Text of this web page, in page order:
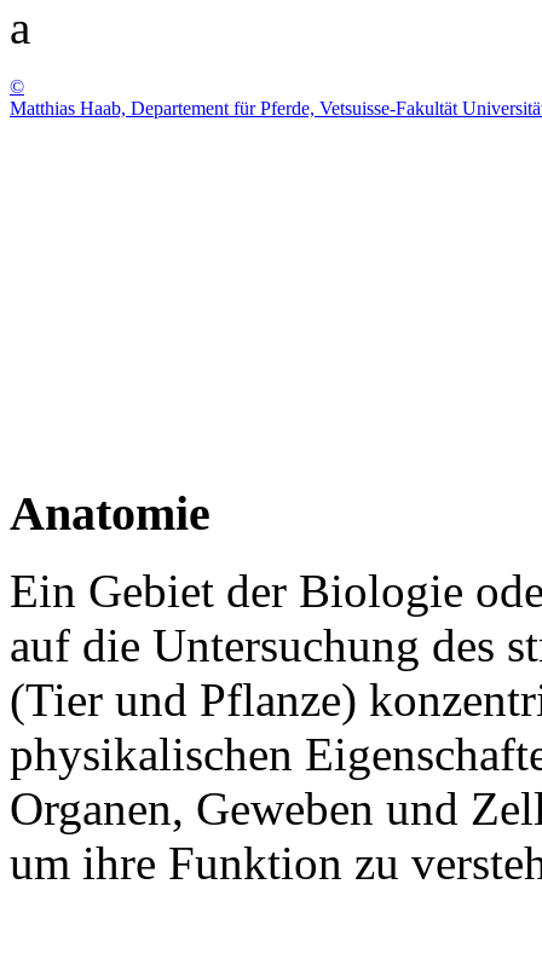
a
©
Matthias Haab, Departement für Pferde, Vetsuisse-Fakultät
Anatomie
Ein Gebiet der Biologie
auf die Untersuchung des
(Tier und Pflanze)
physikalischen
Organen, Geweben und
um ihre Funktion zu